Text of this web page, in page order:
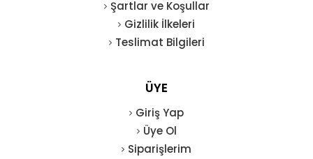
Şartlar ve Koşullar
Gizlilik İlkeleri
Teslimat Bilgileri
ÜYE
Giriş Yap
Üye Ol
Siparişlerim